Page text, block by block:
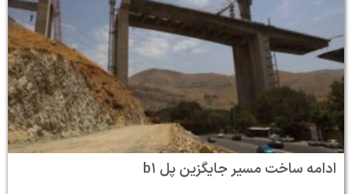
ادامه ساخت مسیر جایگزین پل b۱